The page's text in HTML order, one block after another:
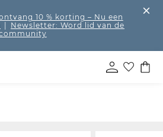
10 % korting – Nu een
Newsletter: Word lid van de